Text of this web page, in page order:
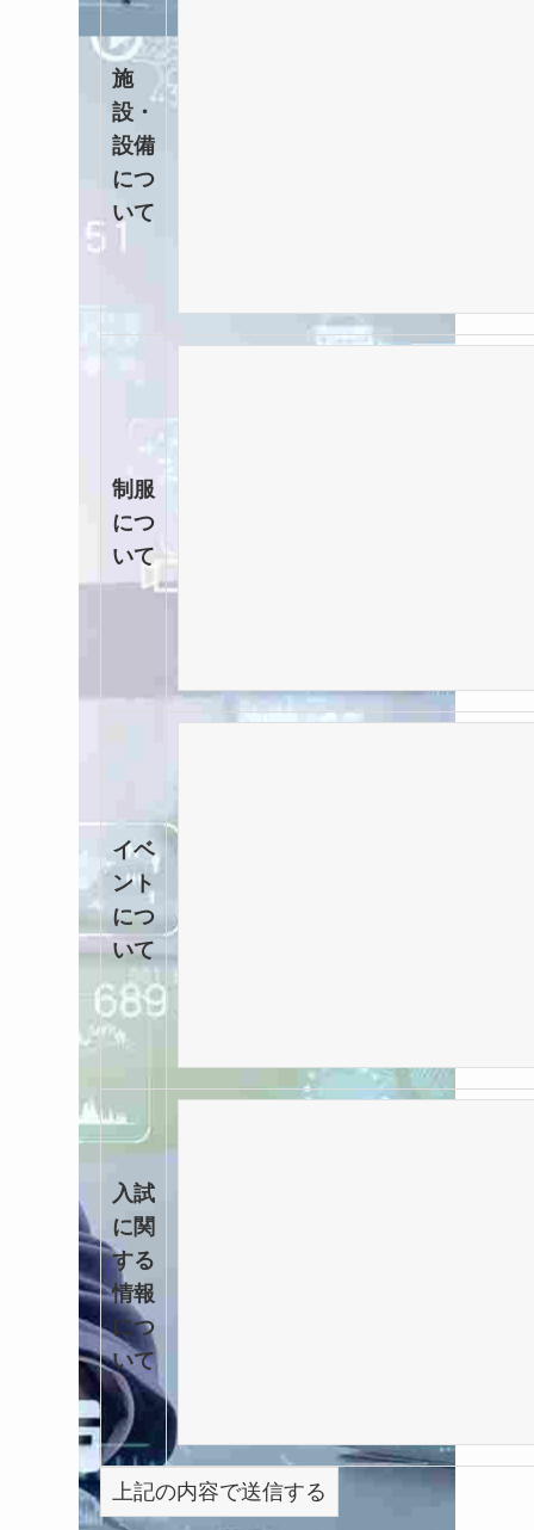
施
設・
設備
につ
いて
制服
につ
いて
イベ
ント
につ
いて
入試
に関
する
情報
につ
いて